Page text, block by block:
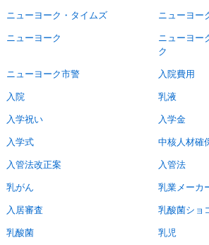
ニューヨーク・タイムズ ニューヨー
ニューヨーク
ニューヨー
ク
ニューヨーク市警 入院費用
入院 乳液
入学祝い 入学金
入学式 中核人材確
入管法改正案 入管法
乳がん 乳業メーカ
入居審査 乳酸菌ショ
乳酸菌 乳児